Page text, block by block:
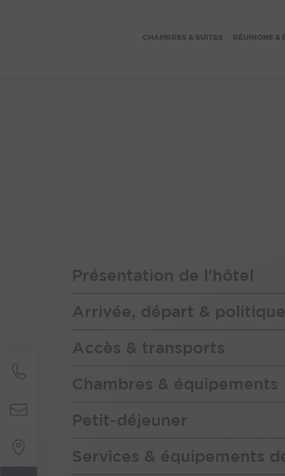
CHAMBRES & SUITES RÉUNIONS &
Présentation de l'hôtel
Arrivée, départ &
Accès & transports
Chambres & équipements
Petit-déjeuner
Services & équipements